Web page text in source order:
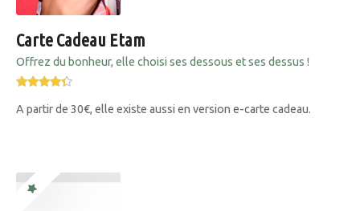
Carte Cadeau Etam
Offrez du bonheur, elle choisi ses dessous et ses dessus !
A partir de 30€, elle existe aussi en version e-carte cadeau.